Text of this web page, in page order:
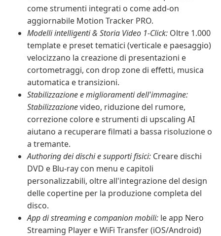
come strumenti integrati o come add-on
aggiornabile Motion Tracker PRO.
Modelli intelligenti & Storia Video 1-Click: Oltre 1.000
template e preset tematici (verticale e paesaggio)
velocizzano la creazione di presentazioni e
cortometraggi, con drop zone di effetti, musica
automatica e transizioni.
Stabilizzazione e miglioramenti dell'immagine:
Stabilizzazionevideo, riduzione del rumore,
correzione colore e strumenti di upscaling AI
aiutano a recuperare filmati a bassa risoluzione o
a tremante.
Authoring dei dischi e supporti fisici: Creare dischi
DVD e Blu-ray con menu e capitoli
personalizzabili, oltre all'integrazione del design
delle copertine per la produzione completa del
disco.
App di streaming e companion mobili: le app Nero
Streaming Player e WiFi Transfer (iOS/Android)